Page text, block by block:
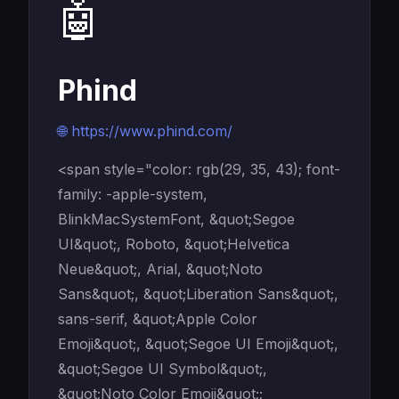
🤖
Phind
🌐 https://www.phind.com/
<span style="color: rgb(29, 35, 43); font-
family: -apple-system,
BlinkMacSystemFont, &quot;Segoe
UI&quot;, Roboto, &quot;Helvetica
Neue&quot;, Arial, &quot;Noto
Sans&quot;, &quot;Liberation Sans&quot;,
sans-serif, &quot;Apple Color
Emoji&quot;, &quot;Segoe UI Emoji&quot;,
&quot;Segoe UI Symbol&quot;,
&quot;Noto Color Emoji&quot;;